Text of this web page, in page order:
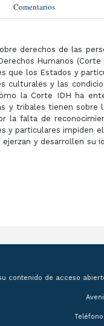
Comentarios
derechos de las
Humanos
que los Estados y
culturales y las
la Corte IDH ha
y tribales tienen
la falta de
y particulares impiden
ejerzan y desarrollen
contenido de acceso